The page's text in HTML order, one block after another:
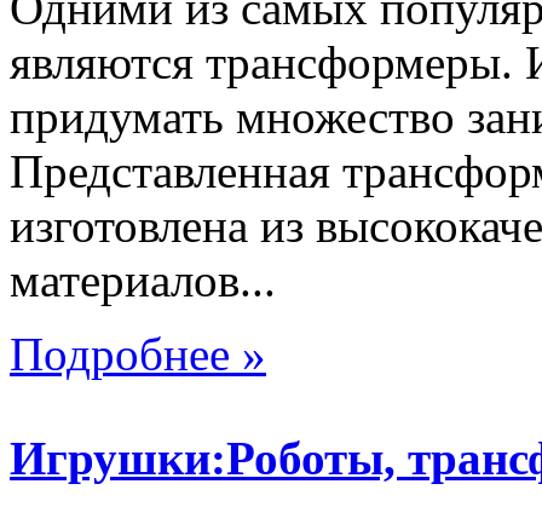
являются
придумать множество
Представленная
изготовлена из
материалов...
Подробнее »
Игрушки:Роботы,